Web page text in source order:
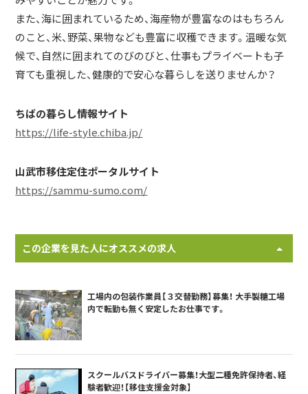
また、海に囲まれているため、海産物が豊富なのはもちろん
のこと、米、野菜、果物なども豊富に収穫できます。温暖な気
候で、自然に囲まれてのびのびと、仕事もプライベートも子
育ても重視した、健康的で安心な暮らしを送りませんか？
ちばの暮らし情報サイト
https://life-style.chiba.jp/
山武市移住定住ポータルサイト
https://sammu-sumo.com/
この企業を見た人にオススメの求人
工場内の包装作業員【３交替勤務】募集！ 大手製糖工場
内で転勤も無く安定したお仕事です。
スクールバスドライバー募集！大型二種免許保持者、経
験者歓迎！【移住支援金対象】